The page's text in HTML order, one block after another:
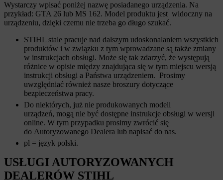
Wystarczy wpisać poniżej nazwę posiadanego urządzenia. Na
przykład: GTA 26 lub MS 162. Model produktu jest widoczny na
urządzeniu, dzięki czemu nie trzeba go długo szukać.
STIHL stale pracuje nad dalszym udoskonalaniem wszystkich
produktów i w związku z tym wprowadzane są także zmiany
w instrukcjach obsługi. Może się tak zdarzyć, że występują
różnice w opisie między znajdująca się w tym miejscu wersją
instrukcji obsługi a Państwa urządzeniem. Prosimy
uwzględniać również nasze broszury dotyczące
bezpieczeństwa pracy.
Do niektórych, już nie produkowanych modeli
urządzeń, mogą nie być dostępne instrukcje obsługi w wersji
online. W tym przypadku prosimy zwrócić się
do Autoryzowanego Dealera lub napisać do nas.
pl = język polski.
USŁUGI AUTORYZOWANYCH
DEALERÓW STIHL